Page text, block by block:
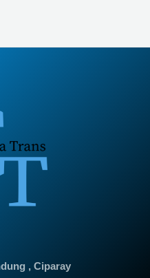
, Ciparay